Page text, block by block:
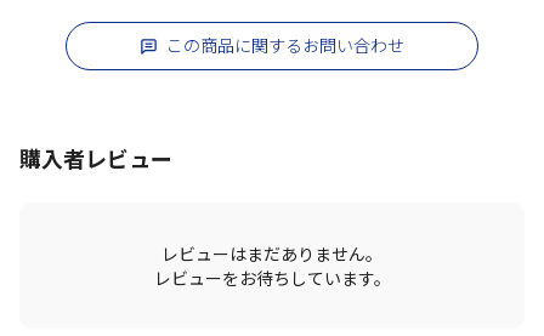
この商品に関するお問い合わせ
購入者レビュー
レビューはまだありません。
レビューをお待ちしています。